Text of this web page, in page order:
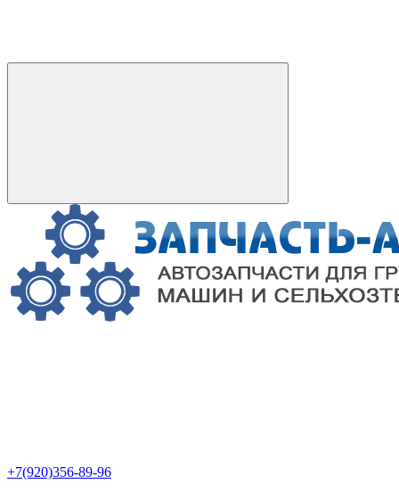
+7(920)356-89-96